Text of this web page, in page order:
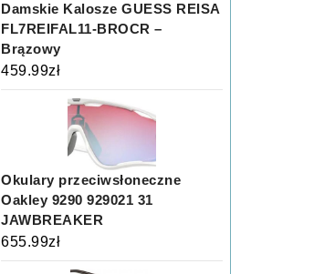
Damskie Kalosze GUESS REISA
FL7REIFAL11-BROCR –
Brązowy
459.99zł
Okulary przeciwsłoneczne
Oakley 9290 929021 31
JAWBREAKER
655.99zł